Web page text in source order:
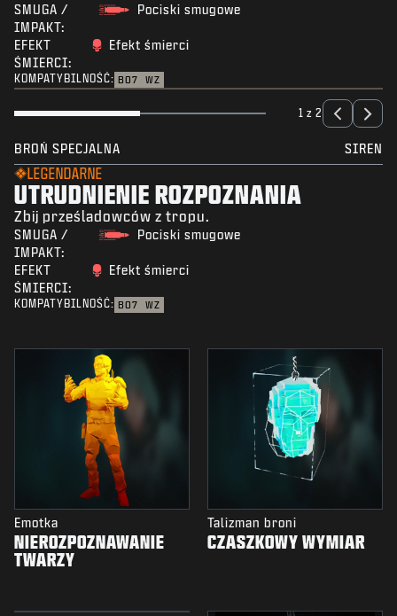
SMUGA /
IMPAKT:
Pociski smugowe
EFEKT
ŚMIERCI:
Efekt śmierci
KOMPATYBILNOŚĆ: BO7 WZ
1 z 2
BROŃ SPECJALNA SIREN
LEGENDARNE
UTRUDNIENIE ROZPOZNANIA
Zbij prześladowców z tropu.
SMUGA /
IMPAKT:
Pociski smugowe
EFEKT
ŚMIERCI:
Efekt śmierci
KOMPATYBILNOŚĆ: BO7 WZ
Emotka
NIEROZPOZNAWANIE
TWARZY
Talizman broni
CZASZKOWY WYMIAR